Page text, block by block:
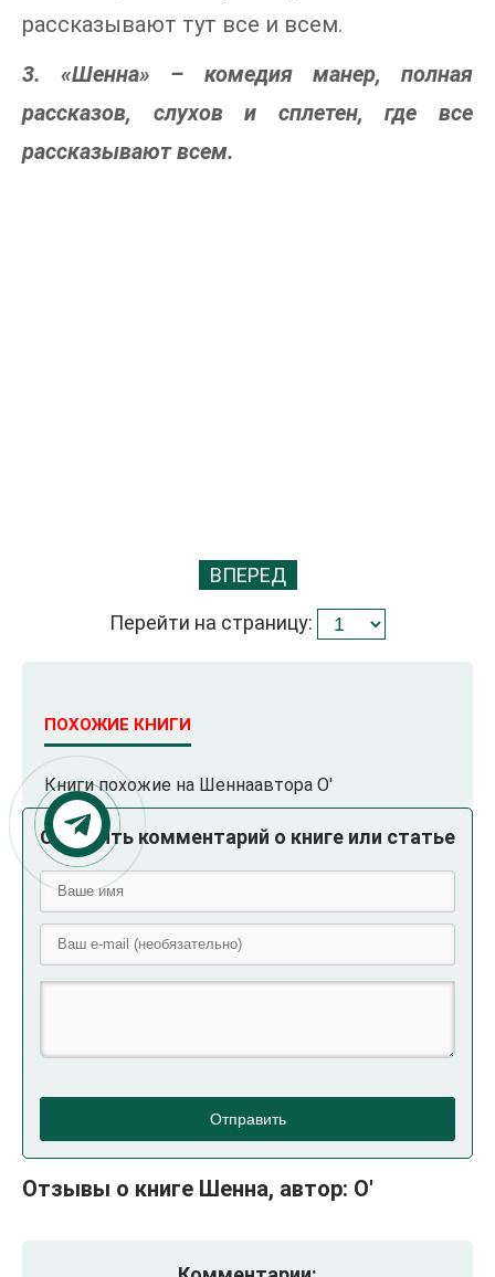
рассказывают тут все и всем.
3. «Шенна» – комедия манер, полная
рассказов, слухов и сплетен, где все
рассказывают всем.
ВПЕРЕД
Перейти на страницу:
ПОХОЖИЕ КНИГИ
Книги похожие на Шеннаавтора О'
Оставить комментарий о книге или статье
Отправить
Отзывы о книге Шенна, автор: О'